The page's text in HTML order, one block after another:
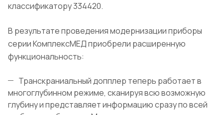
классификатору 334420.
В результате проведения модернизации приборы
серии КомплексМЕД приобрели расширенную
функциональность:
Транскраниальный допплер теперь работает в
многоглубинном режиме, сканируя всю возможную
глубину и представляет информацию сразу по всей